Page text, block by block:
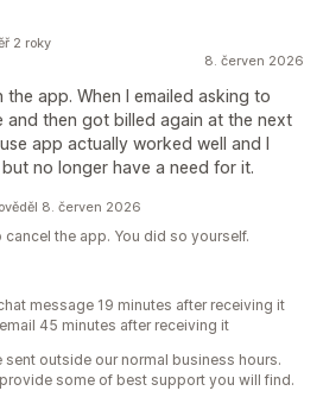
8. červen 2026
app. When I emailed asking to
and then got billed again at the next
app actually worked well and I
no longer have a need for it.
2 roky
8. červen 2026
the app. You did so yourself.
message 19 minutes after receiving it
45 minutes after receiving it
outside our normal business hours.
some of best support you will find.